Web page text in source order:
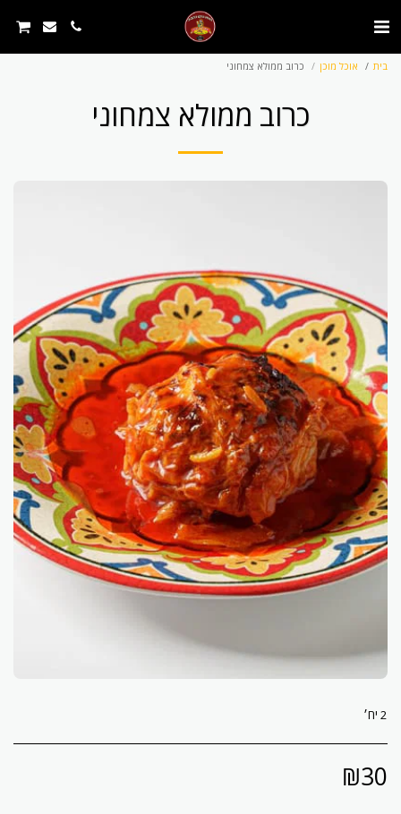
בית אוכל מוכן כרוב ממולא צמחוני
כרוב ממולא צמחוני
2 יח׳
₪30